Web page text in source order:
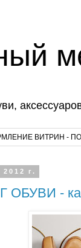
ВИТРИН -
г.
- как